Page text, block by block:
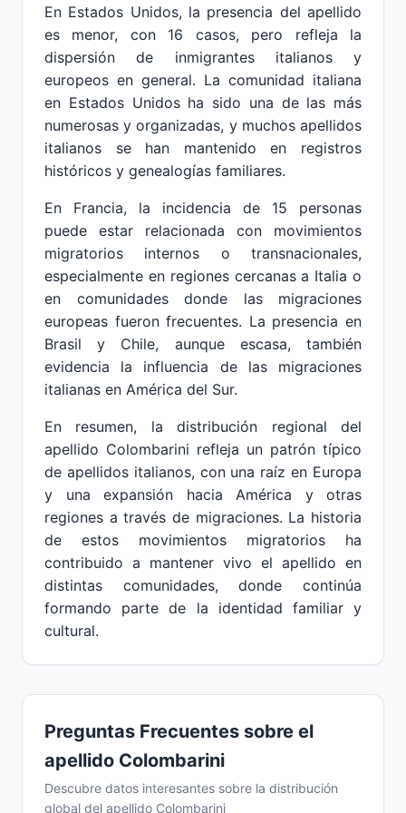
En Estados Unidos, la presencia del apellido
es menor, con 16 casos, pero refleja la
dispersión de inmigrantes italianos y
europeos en general. La comunidad italiana
en Estados Unidos ha sido una de las más
numerosas y organizadas, y muchos apellidos
italianos se han mantenido en registros
históricos y genealogías familiares.
En Francia, la incidencia de 15 personas
puede estar relacionada con movimientos
migratorios internos o transnacionales,
especialmente en regiones cercanas a Italia o
en comunidades donde las migraciones
europeas fueron frecuentes. La presencia en
Brasil y Chile, aunque escasa, también
evidencia la influencia de las migraciones
italianas en América del Sur.
En resumen, la distribución regional del
apellido Colombarini refleja un patrón típico
de apellidos italianos, con una raíz en Europa
y una expansión hacia América y otras
regiones a través de migraciones. La historia
de estos movimientos migratorios ha
contribuido a mantener vivo el apellido en
distintas comunidades, donde continúa
formando parte de la identidad familiar y
cultural.
Preguntas Frecuentes sobre el
apellido Colombarini
Descubre datos interesantes sobre la distribución
global del apellido Colombarini